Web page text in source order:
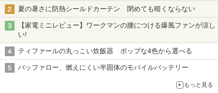
夏の暑さに防熱シールドカーテン 閉めても暗くならない
【家電ミニレビュー】ワークマンの腰につける爆風ファンが涼し
い!
ティファールの丸っこい炊飯器 ポップな4色から選べる
バッファロー、燃えにくい半固体のモバイルバッテリー
もっと見る